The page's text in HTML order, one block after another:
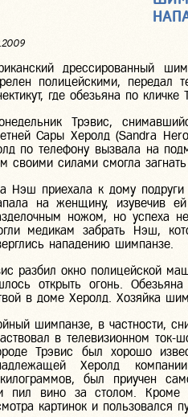
дрессированный
полицейскими, передал
где обезьяна по
Трэвис,
Сары Херолд (Sandra
по телефону вызвала на
своими силами смогла
Нэш приехала к дому
на женщину, изувечив
ножом, но успеха
медикам забрать Нэш,
нападению шимпанзе.
разбил окно полицейской
открыть огонь.
в доме Херолд. Хозяйка
шимпанзе, в частности,
в телевизионном
Трэвис был хорошо
Херолд
был приучен
пил вино за столом. Кроме
картинок и пользовался